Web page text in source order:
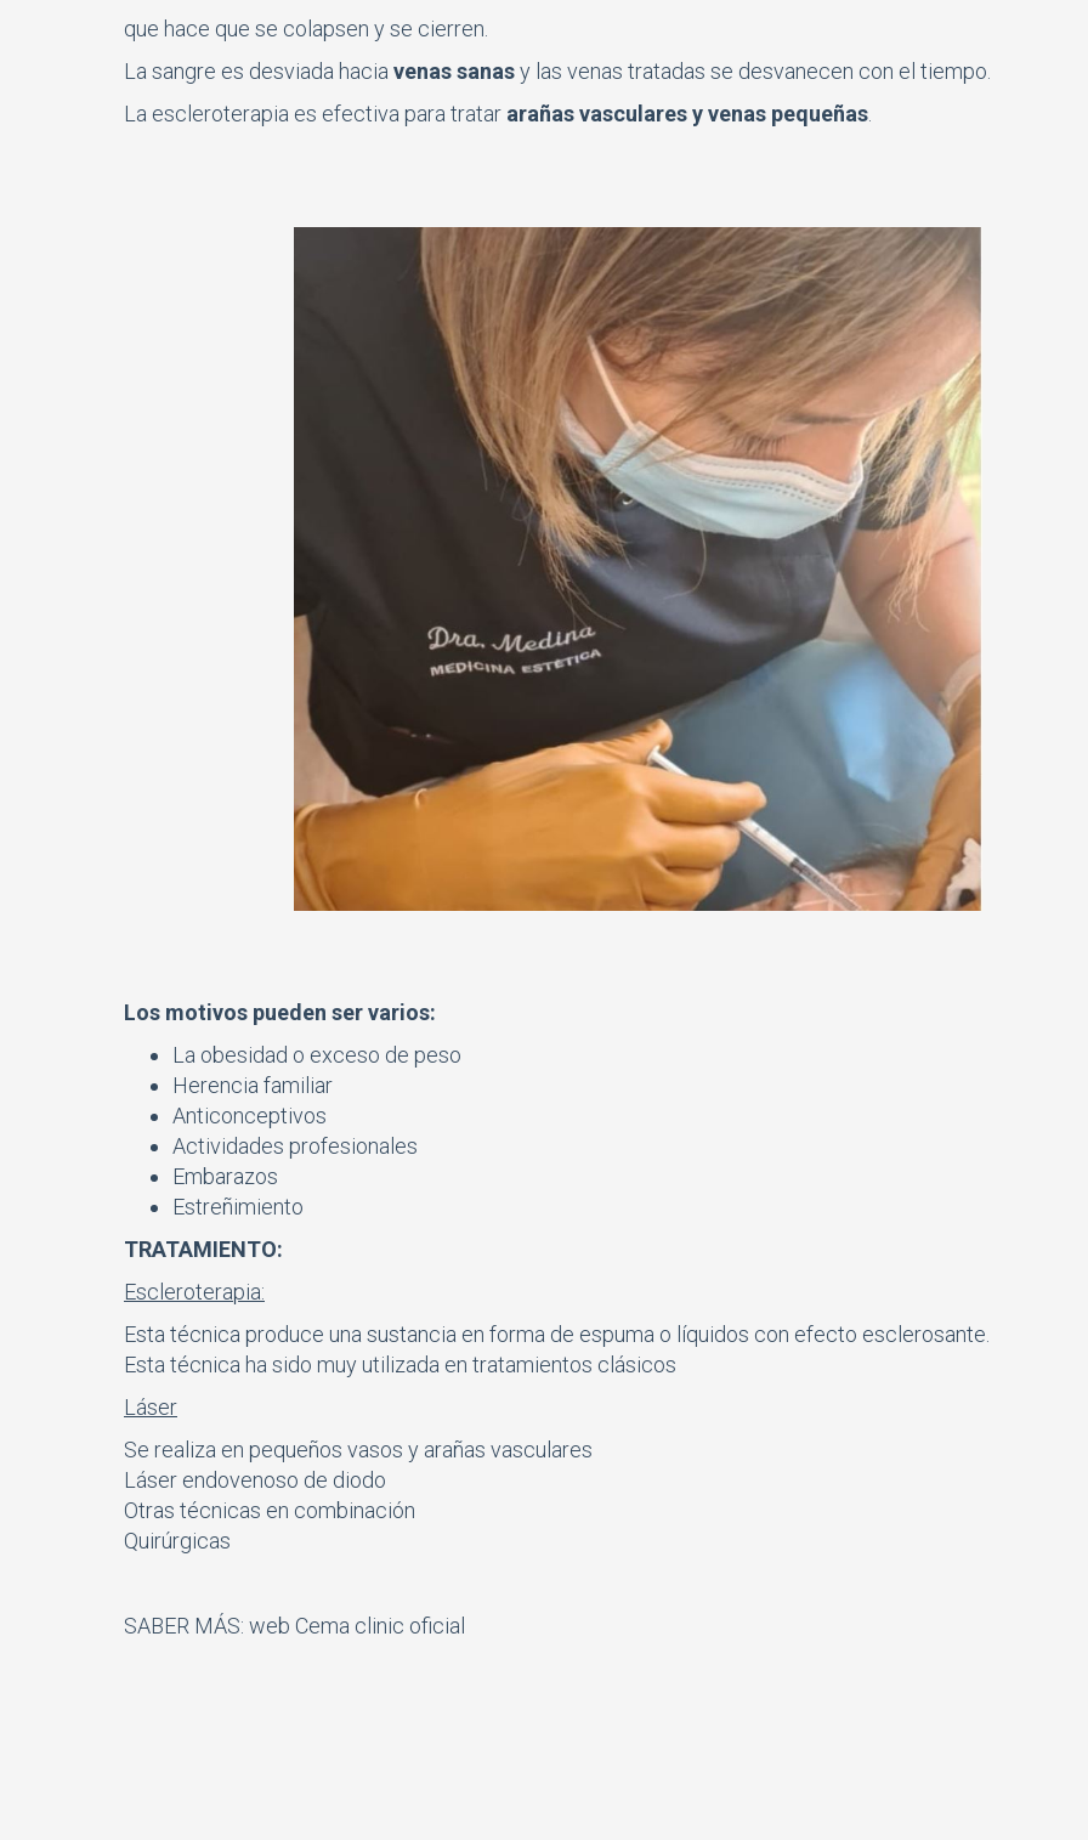
que hace que se colapsen y se cierren.
La sangre es desviada hacia venas sanasy las venas tratadas se desvanecen con el tiempo.
La escleroterapia es efectiva para tratar arañas vasculares y venas pequeñas
Los motivos pueden ser varios:
La obesidad o exceso de peso
Herencia familiar
Anticonceptivos
Actividades profesionales
Embarazos
Estreñimiento
TRATAMIENTO:
Escleroterapia:
Esta técnica produce una sustancia en forma de espuma o líquidos con efecto esclerosante.
Esta técnica ha sido muy utilizada en tratamientos clásicos
Láser
Se realiza en pequeños vasos y arañas vasculares
Láser endovenoso de diodo
Otras técnicas en combinación
Quirúrgicas
SABER MÁS: web Cema clinic oficial